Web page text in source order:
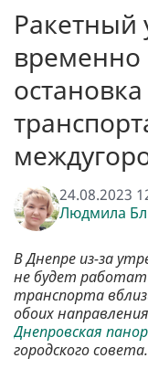
Ракетный
временно
24.08.2023
Людмила
В Днепре из-за
не будет
транспорта
обоих
Днепровская
городского совета.